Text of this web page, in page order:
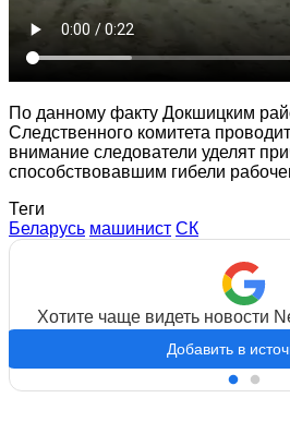
По данному факту Докшицким
Следственного комитета
внимание следователи уделят
способствовавшим гибели
Теги
Беларусь машинист СК
Хотите чаще видеть новости
Добавить в